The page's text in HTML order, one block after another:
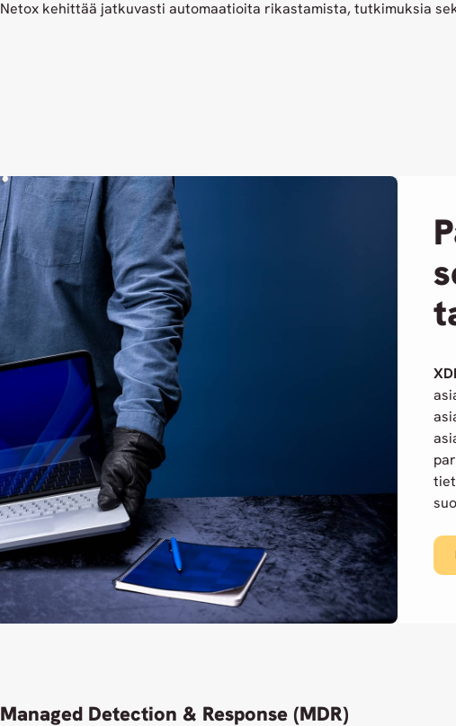
Netox kehittää jatkuvasti automaatioita rikastamista, tutkimuksia
Managed Detection & Response (MDR)